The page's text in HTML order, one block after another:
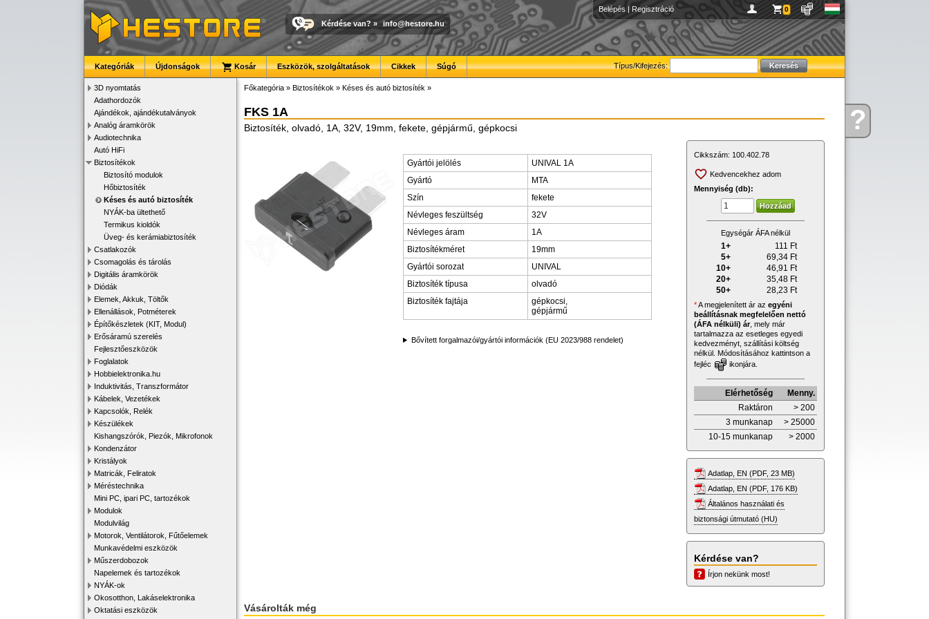
Kérdése?
Belépés | Regisztráció 0
Kérdése van? » info@hestore.hu
Típus/Kifejezés:
Kategóriák Újdonságok Kosár Eszközök, szolgáltatások Cikkek Súgó
3D nyomtatás
Adathordozók
Ajándékok, ajándékutalványok
Analóg áramkörök
Audiotechnika
Autó HiFi
Biztosítékok
Biztosító modulok
Hőbiztosíték
Késes és autó biztosíték
NYÁK-ba ültethető
Termikus kioldók
Üveg- és kerámiabiztosíték
Csatlakozók
Csomagolás és tárolás
Digitális áramkörök
Diódák
Elemek, Akkuk, Töltők
Ellenállások, Potméterek
Építőkészletek (KIT, Modul)
Erősáramú szerelés
Fejlesztőeszközök
Foglalatok
Hobbielektronika.hu
Induktivitás, Transzformátor
Kábelek, Vezetékek
Kapcsolók, Relék
Készülékek
Kishangszórók, Piezók, Mikrofonok
Kondenzátor
Kristályok
Matricák, Feliratok
Méréstechnika
Mini PC, ipari PC, tartozékok
Modulok
Modulvilág
Motorok, Ventilátorok, Fűtőelemek
Munkavédelmi eszközök
Műszerdobozok
Napelemek és tartozékok
NYÁK-ok
Okosotthon, Lakáselektronika
Oktatási eszközök
Főkategória » Biztosítékok » Késes és autó biztosíték »
FKS 1A
Biztosíték, olvadó, 1A, 32V, 19mm, fekete, gépjármű, gépkocsi
Gyártói jelölés
UNIVAL 1A
Gyártó
MTA
Szín
fekete
Névleges feszültség
32V
Névleges áram
1A
Biztosítékméret
19mm
Gyártói sorozat
UNIVAL
Biztosíték típusa
olvadó
Biztosíték fajtája
gépkocsi,
gépjármű
Bővített forgalmazói/gyártói információk (EU 2023/988 rendelet)
Cikkszám: 100.402.78
Kedvencekhez adom
Mennyiség (db):
Egységár ÁFA nélkül
1+ 111 Ft
5+
69,34 Ft
10+
46,91 Ft
20+
35,48 Ft
50+
28,23 Ft
*A megjelenített ár az egyéni
beállításnak megfelelően nettó
(ÁFA nélküli) ár, mely már
tartalmazza az esetleges egyedi
kedvezményt, szállítási költség
nélkül. Módosításához kattintson a
fejléc
ikonjára.
Elérhetőség
Menny.
Raktáron
> 200
3 munkanap
> 25000
10-15 munkanap
> 2000
Adatlap, EN (PDF, 23 MB)
Adatlap, EN (PDF, 176 KB)
Általános használati és
biztonsági útmutató (HU)
Kérdése van?
Írjon nekünk most!
Vásárolták még